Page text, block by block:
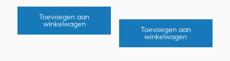
Toevoegen aan
winkelwagen
Toevoegen aan
winkelwagen